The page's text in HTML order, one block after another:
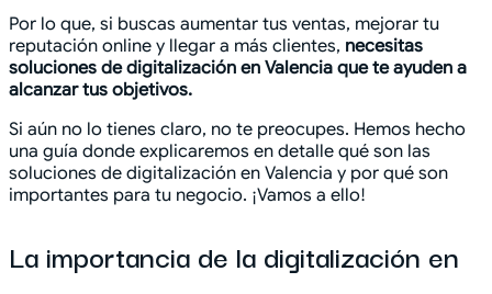
Por lo que, si buscas aumentar tus ventas, mejorar tu
reputación online y llegar a más clientes, necesitas
soluciones de digitalización en Valencia que te ayuden a
alcanzar tus objetivos.
Si aún no lo tienes claro, no te preocupes. Hemos hecho
una guía donde explicaremos en detalle qué son las
soluciones de digitalización en Valencia y por qué son
importantes para tu negocio. ¡Vamos a ello!
La importancia de la digitalización en